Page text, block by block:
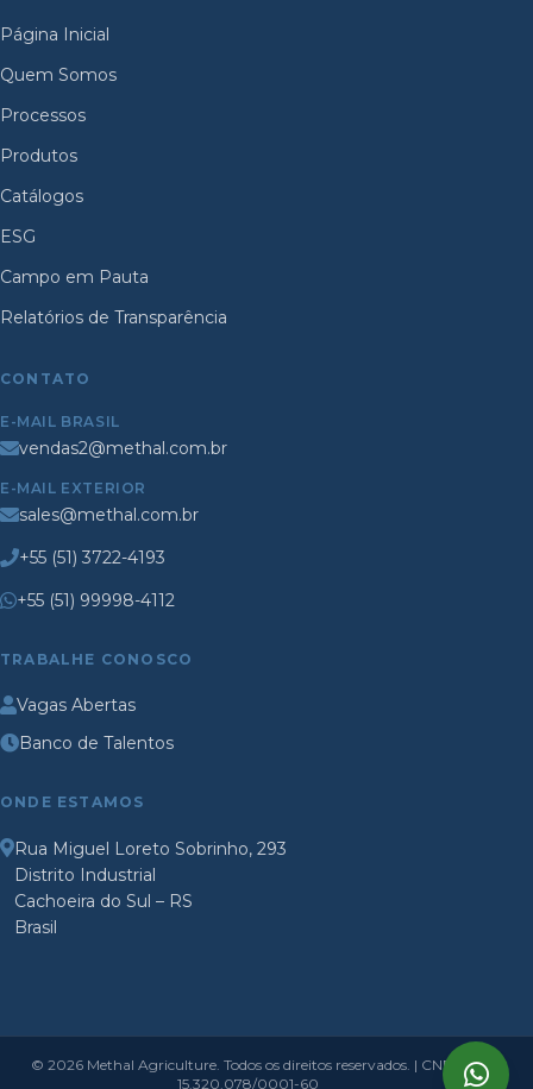
Página Inicial
Quem Somos
Processos
Produtos
Catálogos
ESG
Campo em Pauta
Relatórios de Transparência
CONTATO
E-MAIL BRASIL
vendas2@methal.com.br
E-MAIL EXTERIOR
sales@methal.com.br
+55 (51) 3722-4193
+55 (51) 99998-4112
TRABALHE CONOSCO
Vagas Abertas
Banco de Talentos
ONDE ESTAMOS
Rua Miguel Loreto Sobrinho, 293
Distrito Industrial
Cachoeira do Sul – RS
Brasil
© 2026 Methal Agriculture. Todos os direitos reservados. | CNPJ:
15.320.078/0001-60